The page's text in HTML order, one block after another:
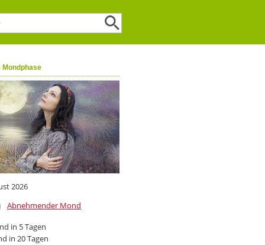
Mondphase
2026
Abnehmender Mond
in 5 Tagen
in 20 Tagen